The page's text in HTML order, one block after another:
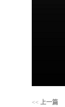
<< 上一篇